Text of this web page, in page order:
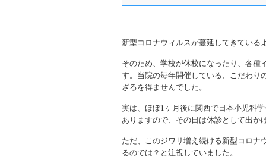
新型コロナウィルスが蔓延してきている
そのため、学校が休校になったり、各種
す。当院の毎年開催している、こだわり
ざるを得ませんでした。
実は、ほぼ1ヶ月後に関西で日本小児科
ありますので、その日は休診として出か
ただ、このジワリ増え続ける新型コロナ
るのでは？と注視していました。